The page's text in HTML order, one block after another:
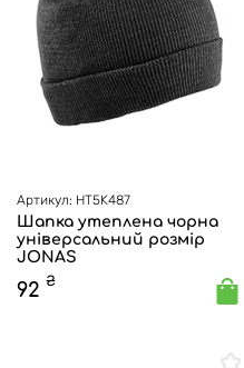
Артикул: HT5K487
Шапка утеплена чорна
універсальний розмір
JONAS
92 ₴